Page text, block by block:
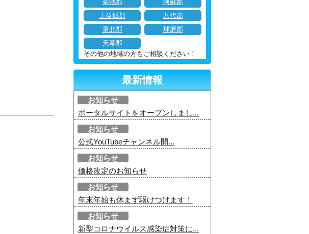
菊池郡
阿蘇郡
上益城郡
八代郡
葦北郡
球磨郡
天草郡
その他の地域の方もご相談ください！
最新情報
お知らせ
ポータルサイトをオープンしまし...
お知らせ
公式YouTubeチャンネル開...
お知らせ
価格改定のお知らせ
お知らせ
年末年始も休まず駆けつけます！
お知らせ
新型コロナウイルス感染症対策に...